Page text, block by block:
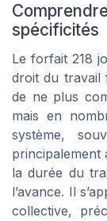
spécificités
Le forfait 218
droit du travail
de ne plus
mais en
système,
principalement
la durée du
l’avance. Il
collective,